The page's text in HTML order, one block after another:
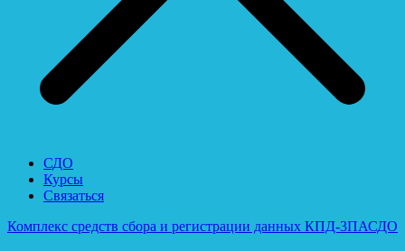
СДО
Курсы
Связаться
Комплекс средств сбора и регистрации данных КПД-3ПАСДО